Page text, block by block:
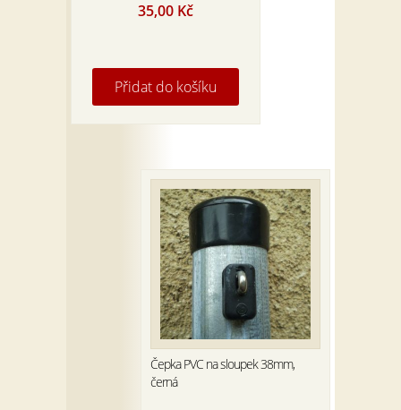
35,00 Kč
Přidat do košíku
Čepka PVC na sloupek 38mm,
černá